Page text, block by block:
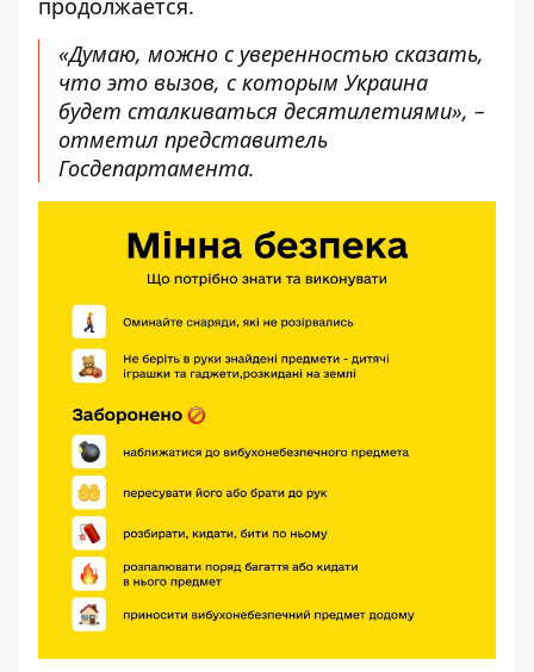
продолжается.
«Думаю, можно с уверенностью сказать,
что это вызов, с которым Украина
будет сталкиваться десятилетиями», –
отметил представитель
Госдепартамента.